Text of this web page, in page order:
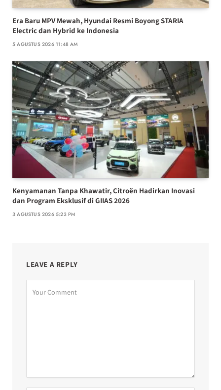
Era Baru MPV Mewah, Hyundai Resmi Boyong STARIA
Electric dan Hybrid ke Indonesia
5 AGUSTUS 2026 11:48 AM
Kenyamanan Tanpa Khawatir, Citroën Hadirkan Inovasi
dan Program Eksklusif di GIIAS 2026
3 AGUSTUS 2026 5:23 PM
LEAVE A REPLY